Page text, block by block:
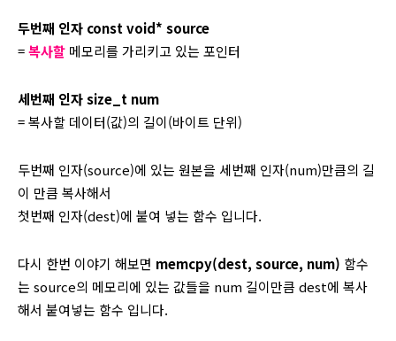
두번째 인자 const void* source
=복사할 메모리를 가리키고 있는 포인터
세번째 인자 size_t num
= 복사할 데이터(값)의 길이(바이트 단위)
두번째 인자(source)에 있는 원본을 세번째 인자(num)만큼의 길
이 만큼 복사해서
첫번째 인자(dest)에 붙여 넣는 함수 입니다.
다시 한번 이야기 해보면 memcpy(dest, source, num) 함수
는 source의 메모리에 있는 값들을 num 길이만큼 dest에 복사
해서 붙여넣는 함수 입니다.